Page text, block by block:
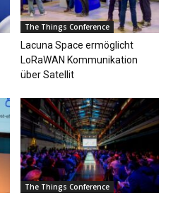
The Things Conference
Lacuna Space ermöglicht
LoRaWAN Kommunikation
über Satellit
The Things Conference